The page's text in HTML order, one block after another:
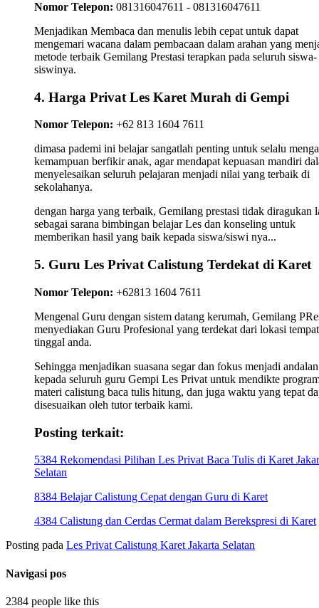
Nomor Telepon: 081316047611 - 081316047611
Menjadikan Membaca dan menulis lebih cepat untuk dapat
mengemari wacana dalam pembacaan dalam arahan yang
metode terbaik Gemilang Prestasi terapkan pada seluruh siswa-
siswinya.
4. Harga Privat Les Karet Murah di Gempi
Nomor Telepon: +62 813 1604 7611
dimasa pademi ini belajar sangatlah penting untuk selalu
kemampuan berfikir anak, agar mendapat kepuasan mandiri
menyelesaikan seluruh pelajaran menjadi nilai yang terbaik di
sekolahanya.
dengan harga yang terbaik, Gemilang prestasi tidak diragukan
sebagai sarana bimbingan belajar Les dan konseling untuk
memberikan hasil yang baik kepada siswa/siswi nya...
5. Guru Les Privat Calistung Terdekat di Karet
Nomor Telepon: +62813 1604 7611
Mengenal Guru dengan sistem datang kerumah, Gemilang
menyediakan Guru Profesional yang terdekat dari lokasi tempat
tinggal anda.
Sehingga menjadikan suasana segar dan fokus menjadi andalan
kepada seluruh guru Gempi Les Privat untuk mendikte
materi calistung baca tulis hitung, dan juga waktu yang tepat
disesuaikan oleh tutor terbaik kami.
Posting terkait:
5384 Rekomendasi Pilihan Les Privat Baca Tulis di Karet
Selatan
8384 Belajar Calistung Cepat dengan Guru di Karet
4384 Calistung dan Cerdas Cermat dalam Berekspresi di Karet
Posting pada Les Privat Calistung Karet Jakarta Selatan
Navigasi pos
2384 people like this